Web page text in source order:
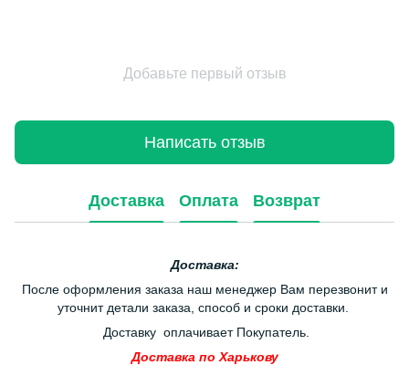
Добавьте первый отзыв
Написать отзыв
Доставка Оплата Возврат
Доставка:
После оформления заказа наш менеджер Вам перезвонит и
уточнит детали заказа, способ и сроки доставки.
Доставку оплачивает Покупатель.
Доставка по Харькову